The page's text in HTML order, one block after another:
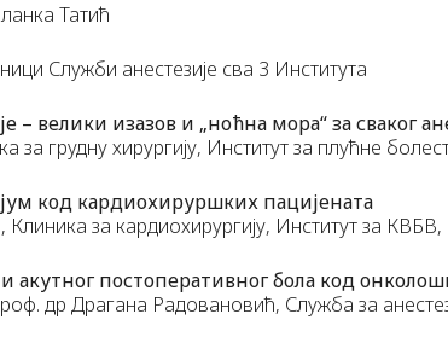
Татић
Служби анестезије сва 3 Института
– велики изазов и „ноћна мора“ за сваког
за грудну хирургију, Институт за плућне
код кардиохируршких пацијената
за кардиохирургију, Институт за
акутног постоперативног бола код
др Драгана Радовановић, Служба за